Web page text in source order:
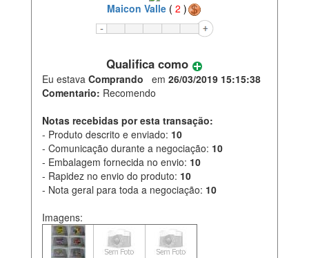
Maicon Valle ( 2 )
Qualifica como
Eu estava Comprando em 26/03/2019 15:15:38
Comentario: Recomendo
Notas recebidas por esta transação:
- Produto descrito e enviado: 10
- Comunicação durante a negociação: 10
- Embalagem fornecida no envio: 10
- Rapidez no envio do produto: 10
- Nota geral para toda a negociação: 10
Imagens: